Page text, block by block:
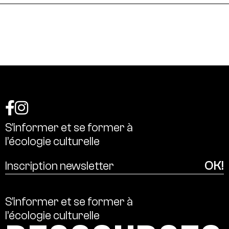
S’informer et se former à
l’écologie culturelle
S’informer et se former à
l’écologie culturelle